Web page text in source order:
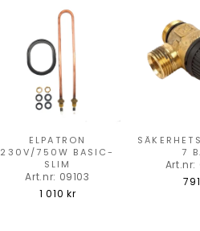
ELPATRON
230V/750W BASIC-
SLIM
Art.nr: 09103
1 010 kr
7
Art.nr: